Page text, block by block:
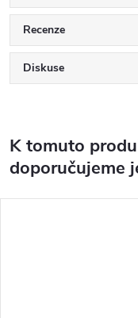
Recenze
Diskuse
K tomuto
doporučujeme